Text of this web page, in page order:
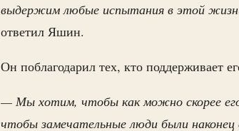
выдержим любые испытания в этой
ответил Яшин.
Он поблагодарил тех, кто поддерживает
— Мы хотим, чтобы как можно скорее
чтобы замечательные люди были